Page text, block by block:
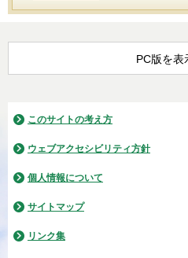
PC版を表
このサイトの考え方
ウェブアクセシビリティ方針
個人情報について
サイトマップ
リンク集